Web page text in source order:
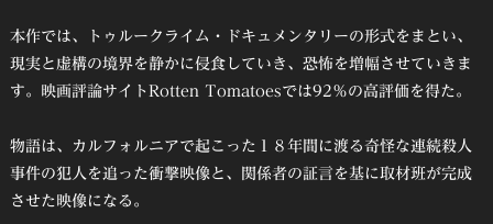
本作では、トゥルークライム・ドキュメンタリーの形式をまとい、
現実と虚構の境界を静かに侵食していき、恐怖を増幅させていきま
す。映画評論サイトRotten Tomatoesでは92％の高評価を得た。
物語は、カルフォルニアで起こった１８年間に渡る奇怪な連続殺人
事件の犯人を追った衝撃映像と、関係者の証言を基に取材班が完成
させた映像になる。